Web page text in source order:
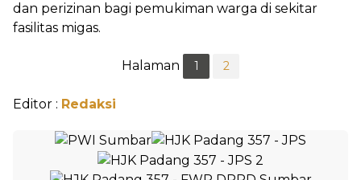
dan perizinan bagi pemukiman warga di sekitar
fasilitas migas.
Halaman 1 2
Editor : Redaksi